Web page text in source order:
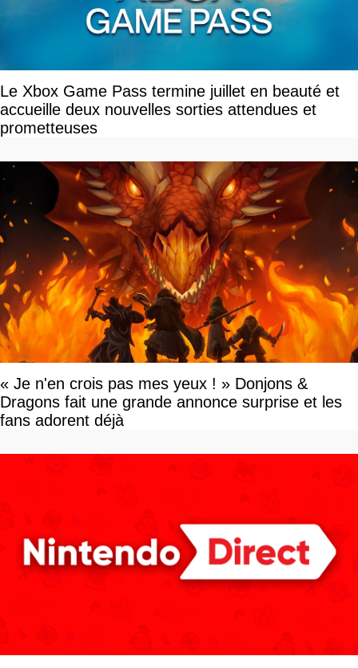
Le Xbox Game Pass termine juillet en beauté et
accueille deux nouvelles sorties attendues et
prometteuses
« Je n'en crois pas mes yeux ! » Donjons &
Dragons fait une grande annonce surprise et les
fans adorent déjà